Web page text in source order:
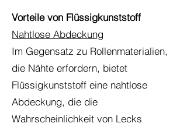
Vorteile von Flüssigkunststoff
Nahtlose Abdeckung
Im Gegensatz zu Rollenmaterialien,
die Nähte erfordern, bietet
Flüssigkunststoff eine nahtlose
Abdeckung, die die
Wahrscheinlichkeit von Lecks